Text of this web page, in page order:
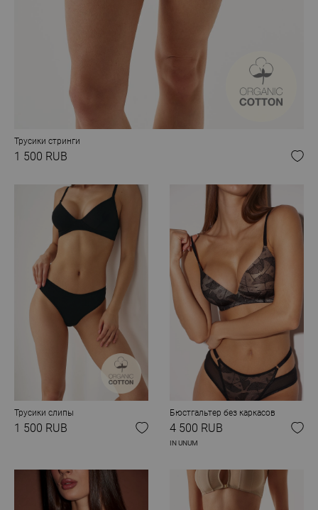
Трусики стринги
1 500 RUB
Трусики слипы
1 500 RUB
Бюстгальтер без каркасов
4 500 RUB
IN UNUM